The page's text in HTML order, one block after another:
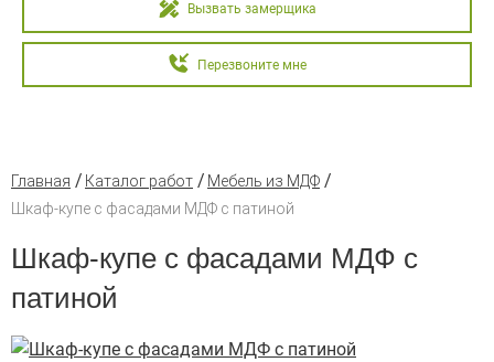
Перезвоните мне
Вызвать замерщика
Главная Каталог работ
Мебель из МДФ
Шкаф-купе с фасадами МДФ с патиной
Шкаф-купе с фасадами МДФ с
патиной